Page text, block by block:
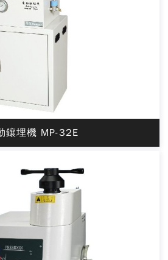
鑲埋機 MP-32E